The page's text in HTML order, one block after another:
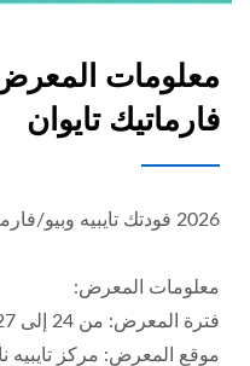
فارماتيك تايوان
2026 فودتك تايبيه وبيو/فارماتيك تايوان
معلومات المعرض:
فترة المعرض: من 24 إلى 27 يونيو 2026